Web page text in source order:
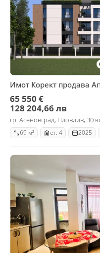
Имот Корект продава
65 550 €
128 204,66 лв
гр. Асеновград, Пловдив, 30
69 м² ет. 4 2025